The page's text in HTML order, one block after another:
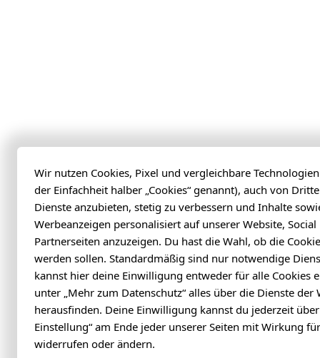
Wir nutzen Cookies, Pixel und vergleichbare
der Einfachheit halber „Cookies“ genannt), auch von
Dienste anzubieten, stetig zu verbessern und Inhalte
Werbeanzeigen personalisiert auf unserer Website,
Partnerseiten anzuzeigen. Du hast die Wahl, ob die
werden sollen. Standardmäßig sind nur notwendige
kannst hier deine Einwilligung entweder für alle Cookies
unter „Mehr zum Datenschutz“ alles über die Dienste der
herausfinden. Deine Einwilligung kannst du jederzeit über
Einstellung“ am Ende jeder unserer Seiten mit Wirkung
widerrufen oder ändern.